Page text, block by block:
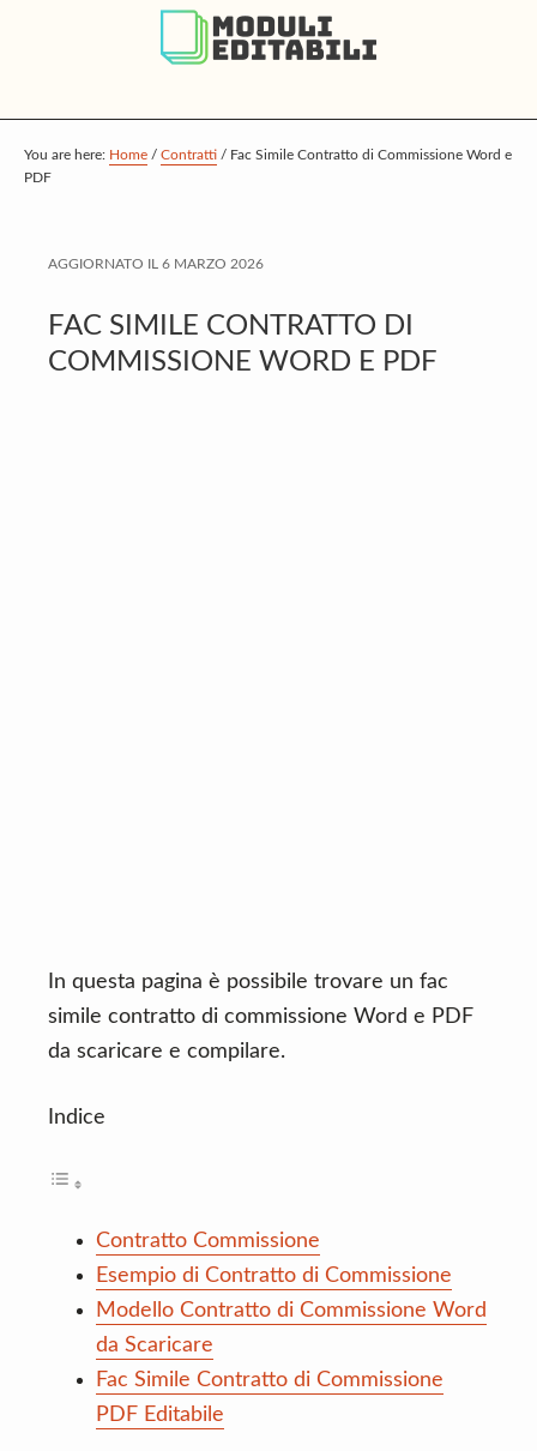
p
t
a
n
c
p
t
r
m
a
p
t
o
t
e
You are here: Home / Contratti / Fac Simile Contratto di Commissione Word e
PDF
AGGIORNATO IL 6 MARZO 2026
FAC SIMILE CONTRATTO DI
COMMISSIONE WORD E PDF
In questa pagina è possibile trovare un fac
simile contratto di commissione Word e PDF
da scaricare e compilare.
Indice
Contratto Commissione
Esempio di Contratto di Commissione
Modello Contratto di Commissione Word
da Scaricare
Fac Simile Contratto di Commissione
PDF Editabile